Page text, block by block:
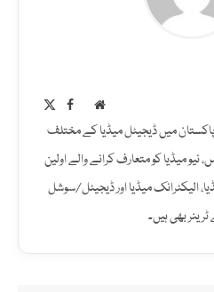
Website
Facebook
میں ڈیجیٹل میڈیا کے مختلف
میڈیا کو متعارف کرانے والے اولین
الیکٹرانک میڈیا اور ڈیجیٹل/سوشل
بھی ہیں۔